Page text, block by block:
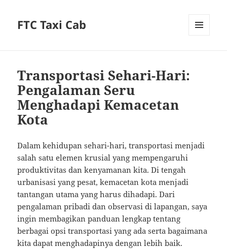
FTC Taxi Cab
Transportasi Sehari-Hari:
Pengalaman Seru
Menghadapi Kemacetan
Kota
Dalam kehidupan sehari-hari, transportasi menjadi
salah satu elemen krusial yang mempengaruhi
produktivitas dan kenyamanan kita. Di tengah
urbanisasi yang pesat, kemacetan kota menjadi
tantangan utama yang harus dihadapi. Dari
pengalaman pribadi dan observasi di lapangan, saya
ingin membagikan panduan lengkap tentang
berbagai opsi transportasi yang ada serta bagaimana
kita dapat menghadapinya dengan lebih baik.